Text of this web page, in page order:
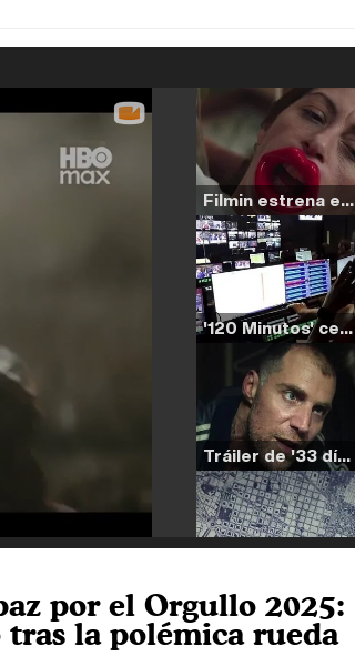
Filmin estrena el tráiler de 'Millennial Mal', su nueva comedia universitaria de la mano de Lorena Iglesias
'120 Minutos' celebra sus 2.000 programas en Telemadrid con un vídeo del día a día en la redacción
Tráiler de '33 días', la nueva serie de Atresplayer con Julián Villagrán y José Manuel Poga
por el Orgullo 2025:
la polémica rueda